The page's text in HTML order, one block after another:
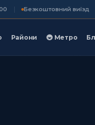
Безкоштовний виїзд
Райони 🚇 Метро